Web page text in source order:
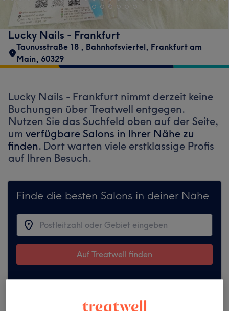
Lucky Nails - Frankfurt
Taunusstraße 18 , Bahnhofsviertel, Frankfurt am
Main, 60329
Lucky Nails - Frankfurt nimmt derzeit keine
Buchungen über Treatwell entgegen.
Nutzen Sie das Suchfeld oben auf der Seite,
um verfügbare Salons in Ihrer Nähe zu
finden. Dort warten viele erstklassige Profis
auf Ihren Besuch.
Finde die besten Salons in deiner Nähe
Auf Treatwell finden
Mehr Salons anzeigen